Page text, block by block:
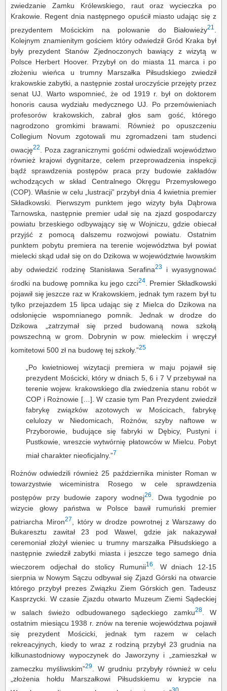
zwiedzanie Zamku Królewskiego, raut oraz wycieczka po
Krakowie. Regent dnia następnego opuścił miasto udając się z
prezydentem Mościckim na polowanie do Białowieży21
Kolejnym znamienitym gościem który odwiedził Gród Kraka był
były prezydent Stanów Zjednoczonych bawiący z wizytą w
Polsce Herbert Hoover. Przybył on do miasta 11 marca i po
złożeniu wieńca u trumny Marszałka Piłsudskiego zwiedził
krakowskie zabytki, a następnie został uroczyście przejęty przez
senat UJ. Warto wspomnieć, że od 1919 r. był on doktorem
honoris causa wydziału medycznego UJ. Po przemówieniach
profesorów krakowskich, zabrał głos sam gość, którego
nagrodzono gromkimi brawami. Również po opuszczeniu
Collegium Novum zgotowali mu zgromadzeni tam studenci
owację22
. Poza zagranicznymi gośćmi odwiedzali województwo
również krajowi dygnitarze, celem przeprowadzenia inspekcji
bądź sprawdzenia postępów praca przy budowie zakładów
wchodzących w skład Centralnego Okręgu Przemysłowego
(COP). Właśnie w celu „lustracji” przybył dnia 4 kwietnia premier
Składkowski. Pierwszym punktem jego wizyty była Dąbrowa
Tarnowska, następnie premier udał się na zjazd gospodarczy
powiatu brzeskiego odbywający się w Wojniczu, gdzie obiecał
przyjść z pomocą dalszemu rozwojowi powiatu. Ostatnim
punktem pobytu premiera na terenie województwa był powiat
mielecki skąd udał się on do Dzikowa w województwie lwowskim
aby odwiedzić rodzinę Stanisława Serafina23
i wyasygnować
środki na budowę pomnika ku jego czci24. Premier Składkowski
pojawił się jeszcze raz w Krakowskiem, jednak tym razem był tu
tylko przejazdem 15 lipca udając się z Mielca do Dzikowa na
odsłonięcie wspomnianego pomnik. Jednak w drodze do
Dzikowa „zatrzymał się przed budowaną nowa szkołą
powszechną w grom. Dobrynin w pow. mieleckim i wręczył
komitetowi 500 zł na budowę tej szkoły.”25
„Po kwietniowej wizytacji premiera w maju pojawił się
prezydent Mościcki, który w dniach 5, 6 i 7 V przebywał na
terenie wojew. krakowskiego dla zwiedzenia stanu robót w
COP i Rożnowie […]. W czasie tym Pan Prezydent zwiedził
fabrykę związków azotowych w Mościcach, fabrykę
celulozy w Niedomicach, Rożnów, szyby naftowe w
Przyborowie, budujące się fabryki w Dębicy, Pustyni i
Pustkowie, wreszcie wytwórnię płatowców w Mielcu. Pobyt
miał charakter nieoficjalny.”7
Rożnów odwiedzili również 25 października minister Roman w
towarzystwie wiceministra Rosego w cele sprawdzenia
postępów przy budowie zapory wodnej26
. Dwa tygodnie po
wizycie głowy państwa w Polsce bawił rumuński premier
patriarcha Miron27
, który w drodze powrotnej z Warszawy do
Bukaresztu zawitał 23 pod Wawel, gdzie jak nakazywał
ceremoniał złożył wieniec u trumny marszałka Piłsudskiego a
następnie zwiedził zabytki miasta i jeszcze tego samego dnia
wieczorem odjechał do stolicy Rumunii16
. W dniach 12-15
sierpnia w Nowym Sączu odbywał się Zjazd Górski na otwarcie
którego przybył prezes Związku Ziem Górskich gen. Tadeusz
Kasprzycki. W czasie Zjazdu otwarto Muzeum Ziemi Sądeckiej
w salach świeżo odbudowanego sądeckiego zamku28. W
ostatnim miesiącu 1938 r. znów na terenie województwa pojawił
się prezydent Mościcki, jednak tym razem w celach
rekreacyjnych, kiedy to wraz z rodziną przybył 23 grudnia na
kilkunastodniowy wypoczynek do Jaworzyny i „zamieszkał w
zameczku myśliwskim”29
. W grudniu przybyły również w celu
„złożenia hołdu Marszałkowi Piłsudskiemu w krypcie na